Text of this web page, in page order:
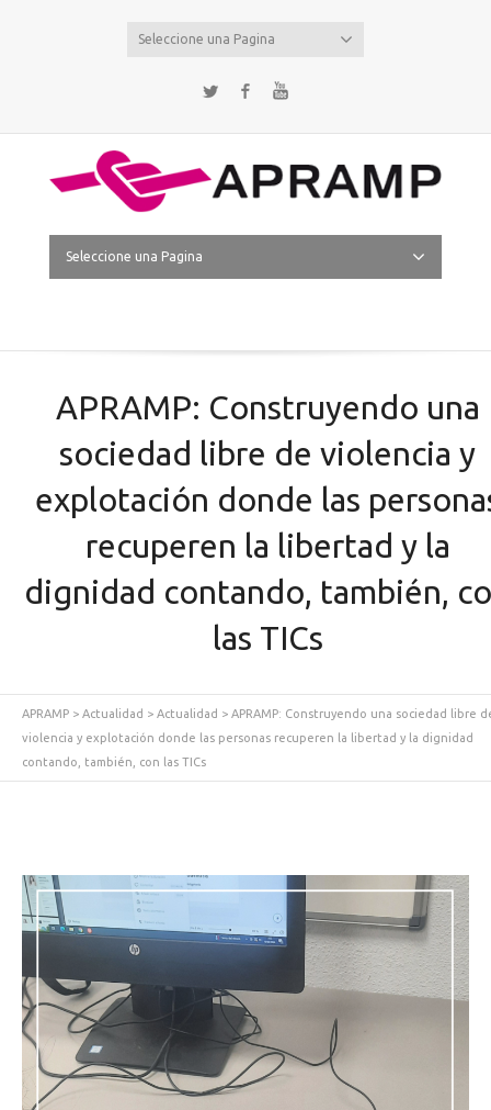
Seleccione una Pagina
Twitter Facebook
Seleccione una Pagina
APRAMP: Construyendo una
sociedad libre de violencia y
explotación donde las
recuperen la libertad y la
dignidad contando, también,
las TICs
APRAMP > Actualidad > Actualidad > APRAMP: Construyendo una sociedad libre
violencia y explotación donde las personas recuperen la libertad y la dignidad
contando, también, con las TICs